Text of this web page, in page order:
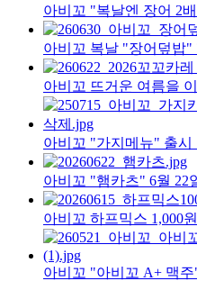
아비꼬 "복날엔 장어 2
아비꼬 복날 "장어덮밥"
아비꼬 뜨거운 여름을
아비꼬 "가지메뉴" 출시
아비꼬 "햄카츠" 6월 22
아비꼬 하프믹스 1,000
아비꼬 "아비꼬 A+ 맥